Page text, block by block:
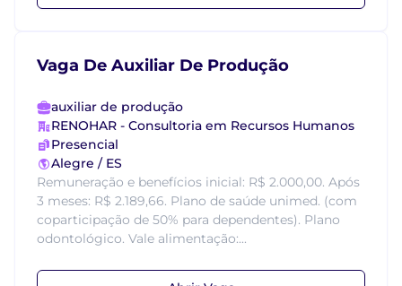
Vaga De Auxiliar De Produção
auxiliar de produção
RENOHAR - Consultoria em Recursos Humanos
Presencial
Alegre / ES
Remuneração e benefícios inicial: R$ 2.000,00. Após
3 meses: R$ 2.189,66. Plano de saúde unimed. (com
coparticipação de 50% para dependentes). Plano
odontológico. Vale alimentação:...